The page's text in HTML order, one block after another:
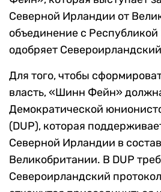
Северной Ирландии от
объединение с
одобряет
Для того, чтобы
власть, «Шинн Фейн»
Демократической
(DUP), которая
Северной Ирландии в
Великобритании. В DUP
Североирландский